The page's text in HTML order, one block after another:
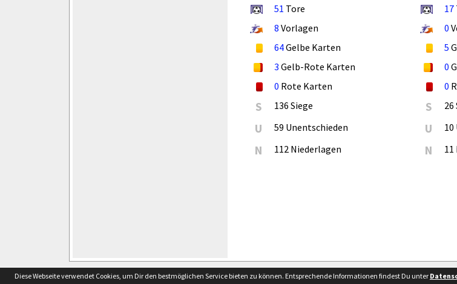
51 Tore
8 Vorlagen
64Gelbe Karten
3 Gelb-Rote Karten
0 Rote Karten
S 136 Siege
U 59 Unentschieden
N 112 Niederlagen
17
0
5
0
0
S 26
U 10
N 11
soccero.de
Diese Webseite verwendet Cookies, um Dir den bestmöglichen Service bieten zu können. Entsprechende Informationen findest Du unter